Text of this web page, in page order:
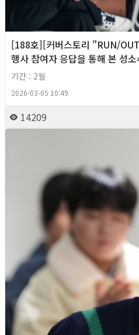
[188호][커버스토리 "RUN/
행사 참여자 응답을 통해 본 성
기간 : 2월
2026-03-05 10:49
14209